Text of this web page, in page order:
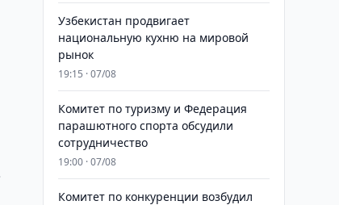
Узбекистан продвигает
национальную кухню на мировой
рынок
19:15 · 07/08
Комитет по туризму и Федерация
парашютного спорта обсудили
сотрудничество
19:00 · 07/08
Комитет по конкуренции возбудил